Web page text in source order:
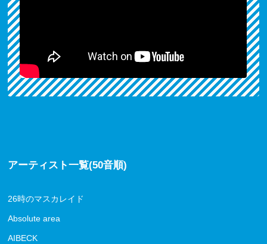
アーティスト一覧(50音順)
26時のマスカレイド
Absolute area
AIBECK